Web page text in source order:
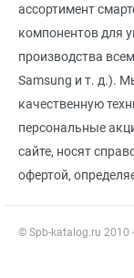
ассортимент
компонентов для
производства
Samsung и т. д.).
качественную
персональные
сайте, носят
офертой,
© Spb-katalog.ru 2010